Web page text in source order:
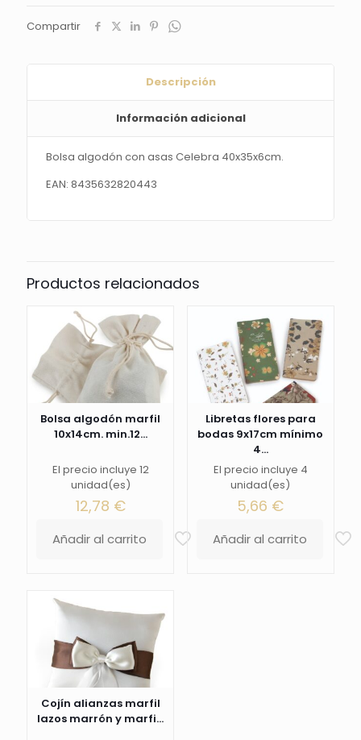
Compartir
Descripción
Información adicional
Bolsa algodón con asas Celebra 40x35x6cm.
EAN: 8435632820443
Productos relacionados
Bolsa algodón marfil
10x14cm. min.12...
El precio incluye 12
unidad(es)
12,78 €
Añadir al carrito
Libretas flores para
bodas 9x17cm mínimo
4...
El precio incluye 4
unidad(es)
5,66 €
Añadir al carrito
Cojín alianzas marfil
lazos marrón y marfi...